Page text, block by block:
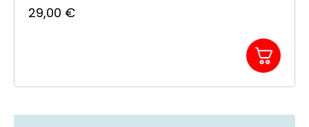
29,00 €